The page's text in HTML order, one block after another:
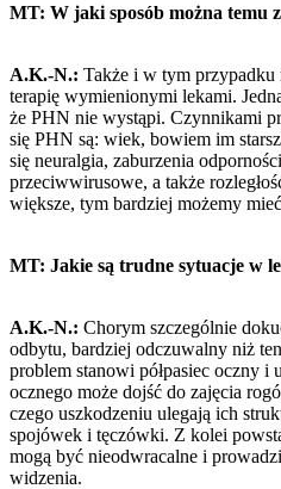
MT: W jaki sposób można temu
A.K.-N.: Także i w tym przypadku
terapię wymienionymi lekami.
że PHN nie wystąpi. Czynnikami
się PHN są: wiek, bowiem im
się neuralgia, zaburzenia
przeciwwirusowe, a także
większe, tym bardziej możemy
MT: Jakie są trudne sytuacje w
A.K.-N.: Chorym szczególnie
odbytu, bardziej odczuwalny niż
problem stanowi półpasiec oczny i
ocznego może dojść do zajęcia
czego uszkodzeniu ulegają ich
spojówek i tęczówki. Z kolei
mogą być nieodwracalne i
widzenia.